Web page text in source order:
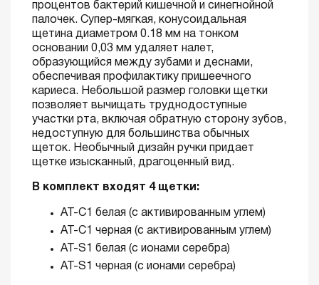
процентов бактерий кишечной и синегнойной
палочек. Супер-мягкая, конусоидальная
щетина диаметром 0.18 мм на тонком
основании 0,03 мм удаляет налет,
образующийся между зубами и деснами,
обеспечивая профилактику пришеечного
кариеса. Небольшой размер головки щетки
позволяет вычищать труднодоступные
участки рта, включая обратную сторону зубов,
недоступную для большинства обычных
щеток. Необычный дизайн ручки придает
щетке изысканный, драгоценный вид.
В комплект входят 4 щетки:
AT-C1 белая (с активированным углем)
AT-C1 черная (с активированным углем)
AT-S1 белая (с ионами серебра)
AT-S1 черная (с ионами серебра)